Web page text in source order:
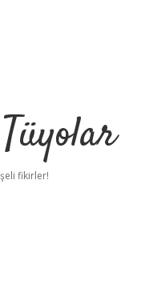
fikirler!